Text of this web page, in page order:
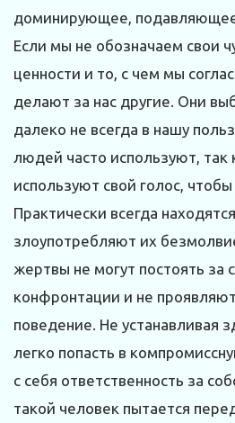
доминирующее,
Если мы не обозначаем свои
ценности и то, с чем мы
делают за нас другие. Они
далеко не всегда в нашу
людей часто используют, так
используют свой голос, чтобы
Практически всегда
злоупотребляют их
жертвы не могут постоять за
конфронтации и не
поведение. Не устанавливая
легко попасть в
с себя ответственность за
такой человек пытается